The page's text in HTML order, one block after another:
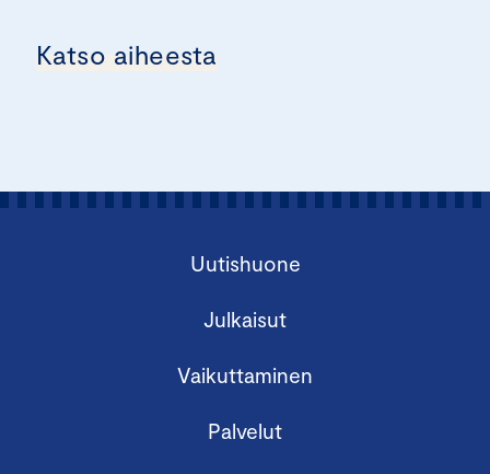
Katso aiheesta
Uutishuone
Julkaisut
Vaikuttaminen
Palvelut